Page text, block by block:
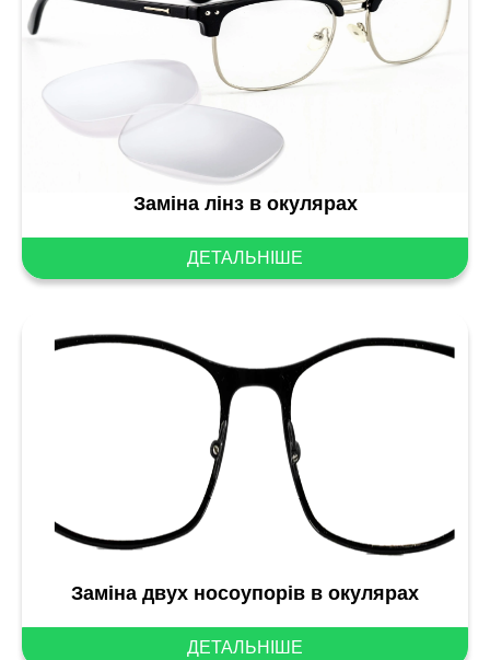
Заміна лінз в окулярах
ДЕТАЛЬНІШЕ
Заміна двух носоупорів в окулярах
ДЕТАЛЬНІШЕ